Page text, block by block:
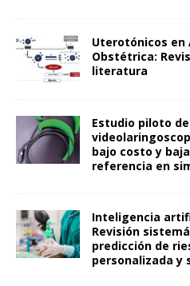
Uterotónicos en
Obstétrica:
literatura
Estudio piloto
bajo costo y
referencia en
Inteligencia
Revisión
predicción de
personalizada y